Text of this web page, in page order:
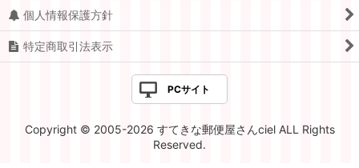
個人情報保護方針
特定商取引法表示
PCサイト
Copyright © 2005-2026 すてきな郵便屋さんciel ALL Rights
Reserved.